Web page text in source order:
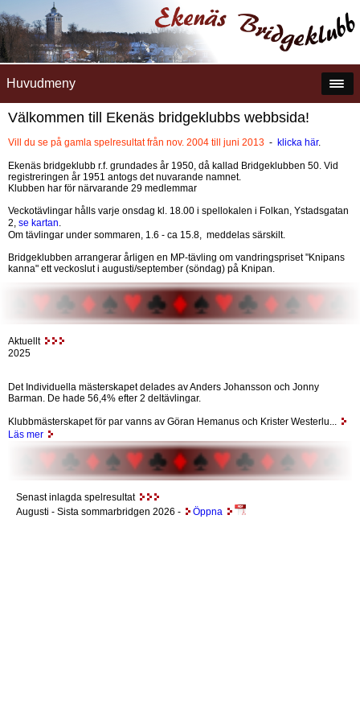
Huvudmeny
Välkommen till Ekenäs bridgeklubbs webbsida!
Vill du se på gamla spelresultat från nov. 2004 till juni 2013 - klicka här.
Ekenäs bridgeklubb r.f. grundades år 1950, då kallad Bridgeklubben 50. Vid
registreringen år 1951 antogs det nuvarande namnet.
Klubben har för närvarande 29 medlemmar
Veckotävlingar hålls varje onsdag kl. 18.00 i spellokalen i Folkan, Ystadsgatan
2, se kartan
Om tävlingar under sommaren, 1.6 - ca 15.8, meddelas särskilt.
Bridgeklubben arrangerar årligen en MP-tävling om vandringspriset "Knipans
kanna" ett veckoslut i augusti/september (söndag) på Knipan.
Aktuellt
2025
Det Individuella mästerskapet delades av Anders Johansson och Jonny
Barman. De hade 56,4% efter 2 deltävlingar.
Klubbmästerskapet för par vanns av Göran Hemanus och Krister Westerlu...
Läs mer
Senast inlagda spelresultat
Augusti - Sista sommarbridgen 2026 - Öppna